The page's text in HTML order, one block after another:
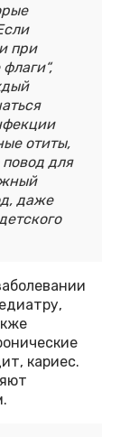
при
отиты,
для
даже
кариес.